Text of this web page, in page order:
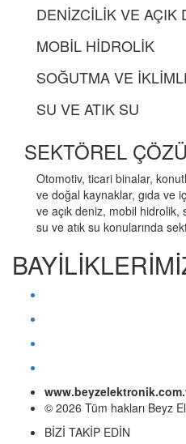
DENİZCİLİK VE AÇIK
MOBİL HİDROLİK
SOĞUTMA VE
SU VE ATIK SU
SEKTÖREL
Otomotiv, ticari binalar,
ve doğal kaynaklar, gıda ve
ve açık deniz, mobil
su ve atık su konularında
© 2026 Tüm hakları Beyz
BİZİ TAKİP EDİN